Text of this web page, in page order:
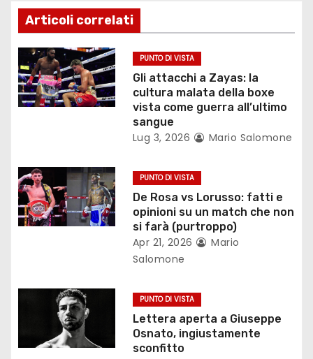
i
o
n
e
r
t
i
Articoli correlati
PUNTO DI VISTA
Gli attacchi a Zayas: la
cultura malata della boxe
vista come guerra all’ultimo
sangue
Lug 3, 2026 Mario Salomone
PUNTO DI VISTA
De Rosa vs Lorusso: fatti e
opinioni su un match che non
si farà (purtroppo)
Apr 21, 2026
Mario
Salomone
PUNTO DI VISTA
Lettera aperta a Giuseppe
Osnato, ingiustamente
sconfitto